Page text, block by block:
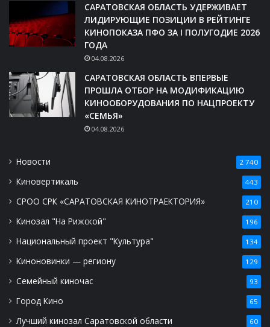
САРАТОВСКАЯ ОБЛАСТЬ УДЕРЖИВАЕТ
ЛИДИРУЮЩИЕ ПОЗИЦИИ В РЕЙТИНГЕ
КИНОПОКАЗА ПФО ЗА I ПОЛУГОДИЕ 2026
ГОДА
04.08.2026
САРАТОВСКАЯ ОБЛАСТЬ ВПЕРВЫЕ
ПРОШЛА ОТБОР НА МОДИФИКАЦИЮ
КИНООБОРУДОВАНИЯ ПО НАЦПРОЕКТУ
«СЕМЬЯ»
04.08.2026
Новости 2 740
Киновертикаль 443
СРОО СРК «САРАТОВСКАЯ КИНОТРАЕКТОРИЯ» 210
Кинозал "На Рижской" 196
Национальный проект "Культура" 134
Киноновинки — региону 129
Семейный киночас 93
Город Кино 65
Лучший кинозал Саратовской области 60